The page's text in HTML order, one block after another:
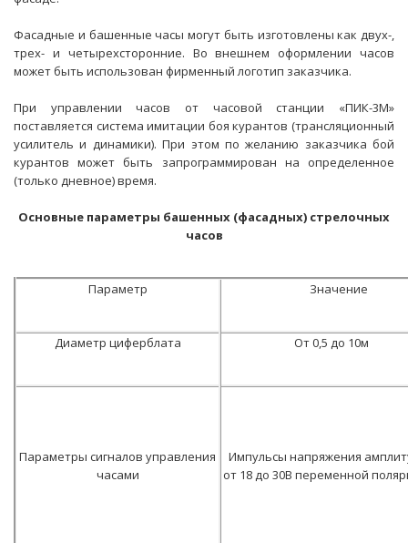
Фасадные и башенные часы могут быть изготовлены как двух-,
трех- и четырехсторонние. Во внешнем оформлении часов
может быть использован фирменный логотип заказчика.
При управлении часов от часовой станции «ПИК-3М»
поставляется система имитации боя курантов (трансляционный
усилитель и динамики). При этом по желанию заказчика бой
курантов может быть запрограммирован на определенное
(только дневное) время.
Основные параметры башенных (фасадных) стрелочных
часов
Параметр Значение
Диаметр циферблата От 0,5 до 10м
Параметры сигналов управления
часами
Импульсы напряжения
от 18 до 30В переменной